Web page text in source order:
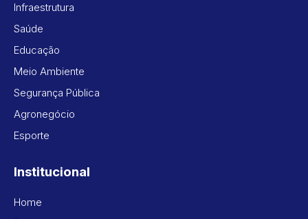
Infraestrutura
Saúde
Educação
Meio Ambiente
Segurança Pública
Agronegócio
Esporte
Institucional
Home